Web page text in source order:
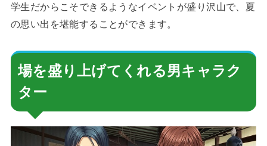
学生だからこそできるようなイベントが盛り沢山で、夏
の思い出を堪能することができます。
場を盛り上げてくれる男キャラク
ター